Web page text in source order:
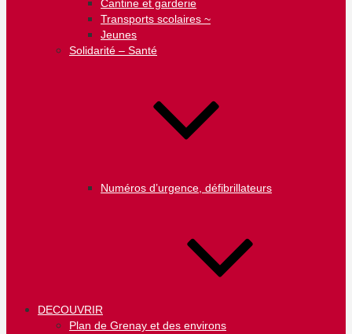
Cantine et garderie
Transports scolaires ~
Jeunes
Solidarité – Santé
Numéros d’urgence, défibrillateurs
DECOUVRIR
Plan de Grenay et des environs